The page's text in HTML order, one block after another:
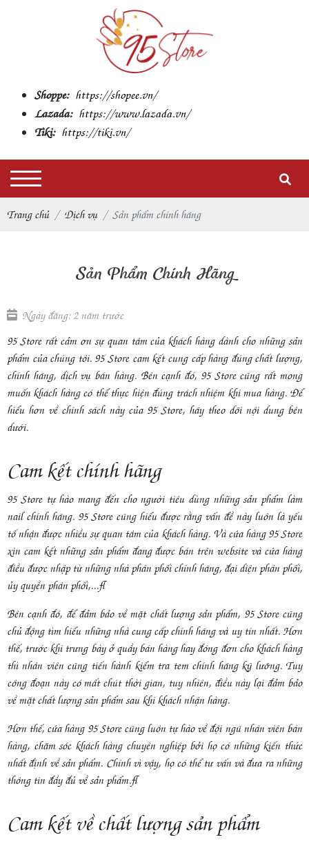
Shoppe: https://shopee.vn/
Lazada: https://www.lazada.vn/
Tiki: https://tiki.vn/
Trang chủ Dịch vụ Sản phẩm chính hãng
Sản Phẩm Chính Hãng
Ngày đăng: 2 năm trước
95 Store rất cảm ơn sự quan tâm của khách hàng dành cho những sản
phẩm của chúng tôi. 95 Store cam kết cung cấp hàng đúng chất lượng,
chính hãng, dịch vụ bán hàng. Bên cạnh đó, 95 Store cũng rất mong
muốn khách hàng có thể thực hiện đúng trách nhiệm khi mua hàng. Để
hiểu hơn về chính sách này của 95 Store, hãy theo dõi nội dung bên
dưới.
Cam kết chính hãng
95 Store tự hào mang đến cho người tiêu dùng những sản phẩm làm
nail chính hãng. 95 Store cũng hiểu được rằng vấn đề này luôn là yếu
tố nhận được nhiều sự quan tâm của khách hàng. Và cửa hàng 95 Store
xin cam kết những sản phẩm đang được bán trên website và cửa hàng
điều được nhập từ những nhà phân phối chính hãng, đại diện phân phối,
ủy quyền phân phối,...
Bên cạnh đó, để đảm bảo về mặt chất lượng sản phẩm, 95 Store cũng
chủ động tìm hiểu những nhà cung cấp chính hãng và uy tín nhất. Hơn
thế, trước khi trưng bày ở quầy bán hàng hay đóng đơn cho khách hàng
thì nhân viên cũng tiến hành kiểm tra tem chính hãng kỹ lưỡng. Tuy
công đoạn này có mất chút thời gian, tuy nhiên, điều này lại đảm bảo
về mặt chất lượng sản phẩm sau khi khách nhận hàng.
Hơn thế, cửa hàng 95 Store cũng luôn tự hào về đội ngũ nhân viên bán
hàng, chăm sóc khách hàng chuyên nghiệp bởi họ có những kiến thức
nhất định về sản phẩm. Chính vì vậy, họ có thể tư vấn và đưa ra những
thông tin đầy đủ về sản phẩm.
Cam kết về chất lượng sản phẩm